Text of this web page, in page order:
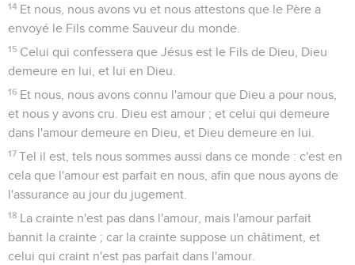
14 Et nous, nous avons vu et nous attestons que le Père a
envoyé le Fils comme Sauveur du monde.
15 Celui qui confessera que Jésus est le Fils de Dieu, Dieu
demeure en lui, et lui en Dieu.
16 Et nous, nous avons connu l'amour que Dieu a pour nous,
et nous y avons cru. Dieu est amour ; et celui qui demeure
dans l'amour demeure en Dieu, et Dieu demeure en lui.
17 Tel il est, tels nous sommes aussi dans ce monde : c'est en
cela que l'amour est parfait en nous, afin que nous ayons de
l'assurance au jour du jugement.
18 La crainte n'est pas dans l'amour, mais l'amour parfait
bannit la crainte ; car la crainte suppose un châtiment, et
celui qui craint n'est pas parfait dans l'amour.